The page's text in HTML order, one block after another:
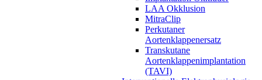
LAA Okklusion
MitraClip
Perkutaner
Aortenklappenersatz
Transkutane
Aortenklappenimplantation
(TAVI)